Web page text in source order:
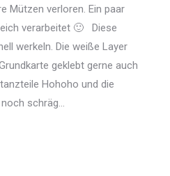
Mützen verloren. Ein paar
verarbeitet 🙂 Diese
werkeln. Die weiße Layer
geklebt gerne auch
Hohoho und die
schräg…